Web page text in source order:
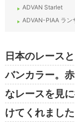
ADVAN Starlet
ADVAN-PIAA ラン
日本のレース
バンカラー。
なレースを見
けてくれまし